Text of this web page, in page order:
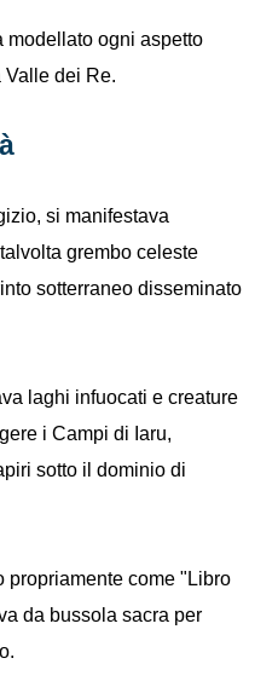
modellato ogni aspetto
dei Re.
si manifestava
grembo celeste
sotterraneo disseminato
laghi infuocati e creature
i Campi di Iaru,
sotto il dominio di
propriamente come "Libro
da bussola sacra per